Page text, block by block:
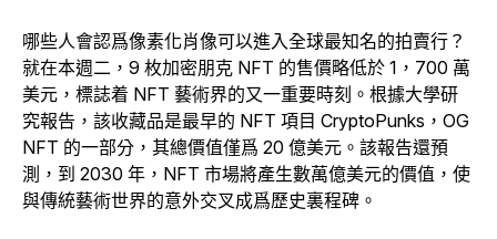
哪些人會認爲像素化肖像可以進入全球最知名的拍賣行？
就在本週二，9 枚加密朋克 NFT 的售價略低於 1，700 萬
美元，標誌着 NFT 藝術界的又一重要時刻。根據大學研
究報告，該收藏品是最早的 NFT 項目 CryptoPunks，OG
NFT 的一部分，其總價值僅爲 20 億美元。該報告還預
測，到 2030 年，NFT 市場將產生數萬億美元的價值，使
與傳統藝術世界的意外交叉成爲歷史裏程碑。